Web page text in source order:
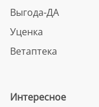
Выгода-ДА
Уценка
Ветаптека
Интересное